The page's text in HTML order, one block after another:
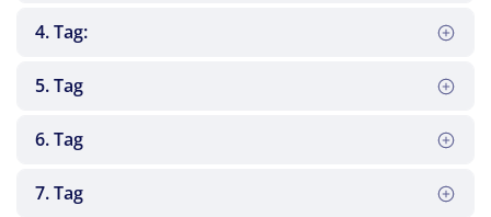
Die Reise geht weiter Richtung Südosten nach
Es besteht die Möglichkeit, an einem Ausflug nach
4. Tag:
5. Tag
6. Tag
7. Tag